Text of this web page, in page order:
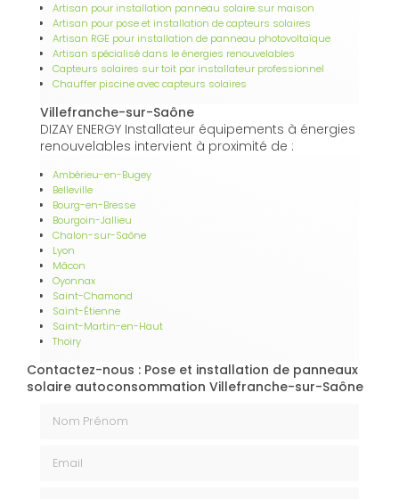
Artisan pour installation panneau solaire sur maison
Artisan pour pose et installation de capteurs solaires
Artisan RGE pour installation de panneau photovoltaïque
Artisan spécialisé dans le énergies renouvelables
Capteurs solaires sur toit par installateur professionnel
Chauffer piscine avec capteurs solaires
Villefranche-sur-Saône
DIZAY ENERGY Installateur équipements à énergies
renouvelables intervient à proximité de :
Ambérieu-en-Bugey
Belleville
Bourg-en-Bresse
Bourgoin-Jallieu
Chalon-sur-Saône
Lyon
Mâcon
Oyonnax
Saint-Chamond
Saint-Étienne
Saint-Martin-en-Haut
Thoiry
Contactez-nous : Pose et installation de panneaux
solaire autoconsommation Villefranche-sur-Saône